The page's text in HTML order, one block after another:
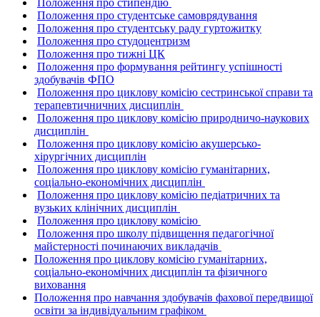
Положення про стипендiю
Положення про студентське самоврядування
Положення про студентську раду гуртожитку
Положення про студоцентризм
Положення про тижнi ЦК
Положення про формування рейтингу успiшностi
здобувачiв ФПО
Положення про циклову комісію сестринської справи та
терапевтичничних дисциплін
Положення про циклову комiсiю природничо-наукових
дисциплiн
Положення про циклову комiсiю акушерсько-
хiрургiчних дисциплiн
Положення про циклову комiсiю гуманiтарних,
соцiально-економiчних дисциплін
Положення про циклову комiсiю педiатричних та
вузьких клiнiчних дисциплiн
Положення про циклову комiсiю
Положення про школу пiдвищення педагогiчної
майстерностi починаючих викладачiв
Положення про циклову комісію гуманітарних,
соціально-економічних дисциплін та фізичного
виховання
Положення про навчання здобувачів фахової передвищої
освіти за індивідуальним графіком